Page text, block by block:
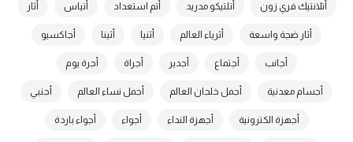
أتلانتيك فري زون أتلتيكو مدريد أتم استعداد أتياس أثار
أثار ضجة واسعة أثرياء العالم أثنيا أثينا أجاكسيو
أجانب أجتماع أجدير أجراة أجرة يوم
أجسام معدنية أجمل خلجان العالم أجمل نساء العالم أجنبي
أجهزة الكترونية أجهزة النداء أجواء أجواء باردة